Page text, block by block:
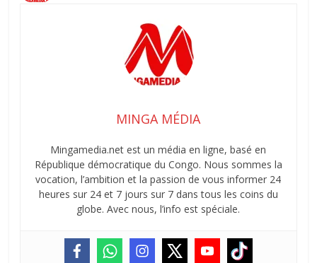
MINGA MÉDIA
Mingamedia.net est un média en ligne, basé en
République démocratique du Congo. Nous sommes la
vocation, l’ambition et la passion de vous informer 24
heures sur 24 et 7 jours sur 7 dans tous les coins du
globe. Avec nous, l’info est spéciale.